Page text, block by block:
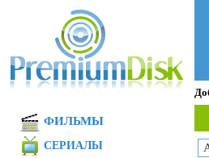
ФИЛЬМЫ
СЕРИАЛЫ